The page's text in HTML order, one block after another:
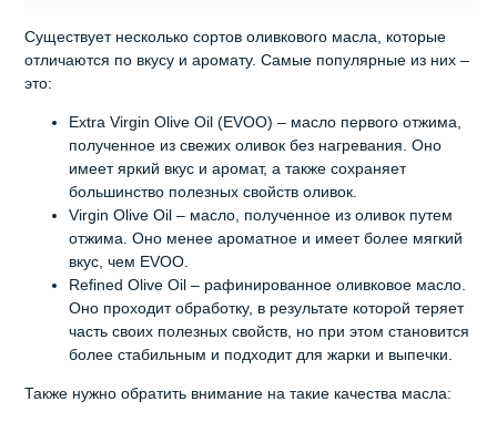
Существует несколько сортов оливкового масла, которые
отличаются по вкусу и аромату. Самые популярные из них –
это:
Extra Virgin Olive Oil (EVOO) – масло первого отжима,
полученное из свежих оливок без нагревания. Оно
имеет яркий вкус и аромат, а также сохраняет
большинство полезных свойств оливок.
Virgin Olive Oil – масло, полученное из оливок путем
отжима. Оно менее ароматное и имеет более мягкий
вкус, чем EVOO.
Refined Olive Oil – рафинированное оливковое масло.
Оно проходит обработку, в результате которой теряет
часть своих полезных свойств, но при этом становится
более стабильным и подходит для жарки и выпечки.
Также нужно обратить внимание на такие качества масла: